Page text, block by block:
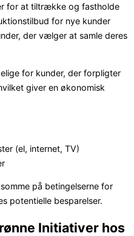
for at tiltrække og fastholde
for nye kunder
der vælger at samle deres
for kunder, der forpligter
giver en økonomisk
(el, internet, TV)
på betingelserne for
potentielle besparelser.
Initiativer hos